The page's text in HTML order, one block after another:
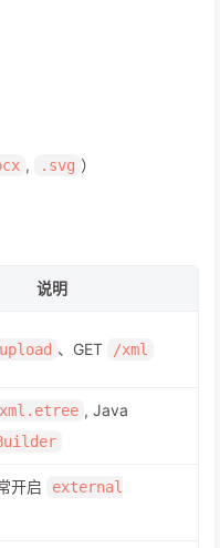
, .svg ）
说明
、GET /xml
xml.etree , Java
开启
external